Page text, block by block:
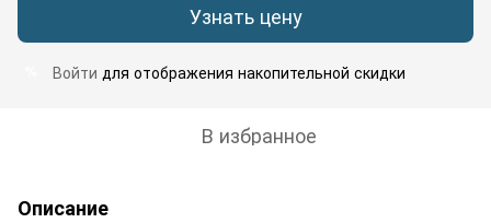
Узнать цену
Войти для отображения накопительной скидки
В избранное
Описание